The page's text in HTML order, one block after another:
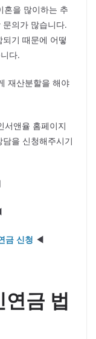
혼을 많이하는 추
의가 많습니다.
기 때문에 어떻
다.
재산분할을 해야
서앤율 홈페이지
을 신청해주시기
금 신청 ◀
금 법